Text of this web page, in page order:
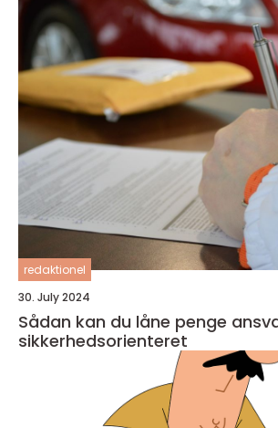
redaktionel
30. July 2024
Sådan kan du låne penge
sikkerhedsorienteret